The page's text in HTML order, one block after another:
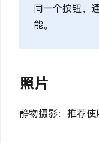
同一个按钮，
能。
照片
静物摄影：推荐使